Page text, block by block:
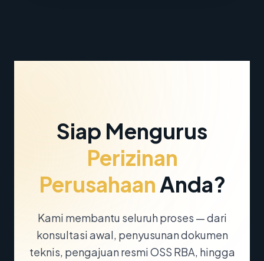
Siap Mengurus
Perizinan
PerusahaanAnda?
Kami membantu seluruh proses — dari
konsultasi awal, penyusunan dokumen
teknis, pengajuan resmi OSS RBA, hingga